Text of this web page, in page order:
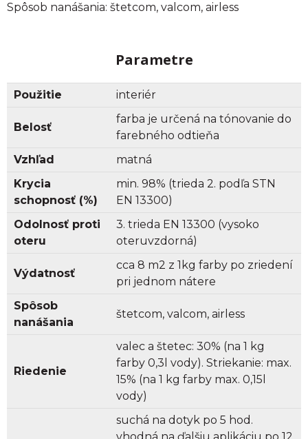
Spôsob nanášania: štetcom, valcom, airless
Parametre
Použitie interiér
Belosť
farba je určená na tónovanie do
farebného odtieňa
Vzhľad
matná
Krycia
schopnosť (%)
min. 98% (trieda 2. podľa STN
EN 13300)
Odolnosť proti
oteru
3. trieda EN 13300 (vysoko
oteruvzdorná)
Výdatnosť
cca 8 m2 z 1kg farby po zriedení
pri jednom nátere
Spôsob
nanášania
štetcom, valcom, airless
Riedenie
valec a štetec: 30% (na 1 kg
farby 0,3l vody). Striekanie: max.
15% (na 1 kg farby max. 0,15l
vody)
suchá na dotyk po 5 hod.